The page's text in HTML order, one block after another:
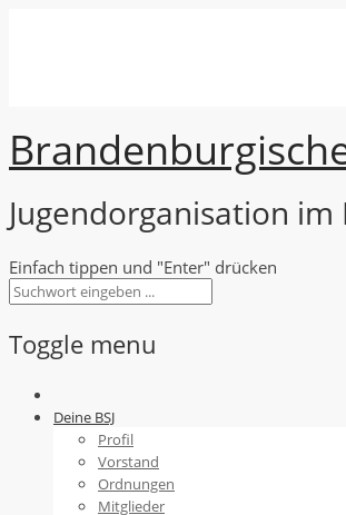
Jugendorganisation
Einfach tippen und "Enter" drücken
Toggle menu
Skip
Deine BSJ
Profil
Vorstand
Ordnungen
Mitglieder